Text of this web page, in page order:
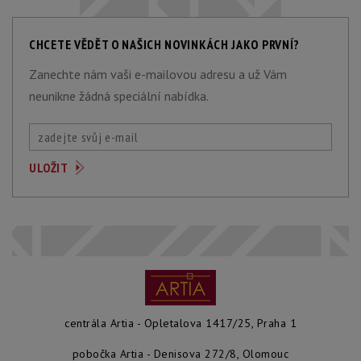
CHCETE VĚDĚT O NAŠICH NOVINKÁCH JAKO PRVNÍ?
Zanechte nám vaši e-mailovou adresu a už Vám
neunikne žádná speciální nabídka.
centrála Artia - Opletalova 1417/25, Praha 1
pobočka Artia - Denisova 272/8, Olomouc